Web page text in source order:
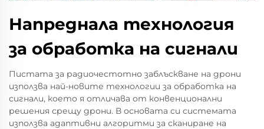
Напреднала технология
за обработка на сигнали
Пистата за радиочестотно заблъскване на дрони
използва най-новите технологии за обработка на
сигнали, което я отличава от конвенционални
решения срещу дрони. В основата си системата
използва адаптивни алгоритми за сканиране на